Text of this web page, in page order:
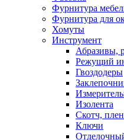
Фурнитура
Фурнитура для
Хомуты
Инструмент
Абразивы,
Режущий
Гвоздодеры
Изолента
Скотч,
Ключи